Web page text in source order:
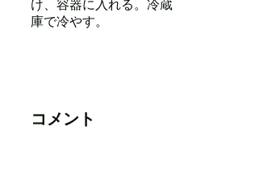
け、容器に入れる。冷蔵
庫で冷やす。
コメント